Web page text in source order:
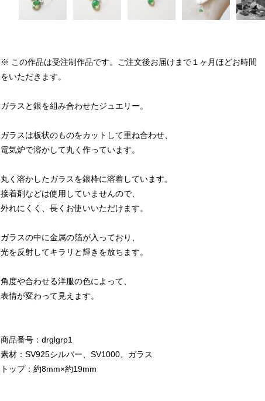
※ この作品は受注制作品です。ご注文後お届けまで１ヶ月ほどお時間
をいただきます。
ガラスと銀を組み合わせたジュエリー。
ガラスは板状のものをカットして重ね合わせ、
電気炉で溶かして丸く作っています。
丸く溶かしたガラスを銀枠に溶着しています。
接着剤などは使用していませんので、
外れにくく、長くお使いいただけます。
ガラスの中に金属の箔が入っており、
光を反射してキラリと輝きを放ちます。
角度や合わせる洋服の色によって、
表情が変わって見えます。
商品番号：drglgrp1
素材：SV925シルバー、SV1000、ガラス
トップ：約8mm×約19mm